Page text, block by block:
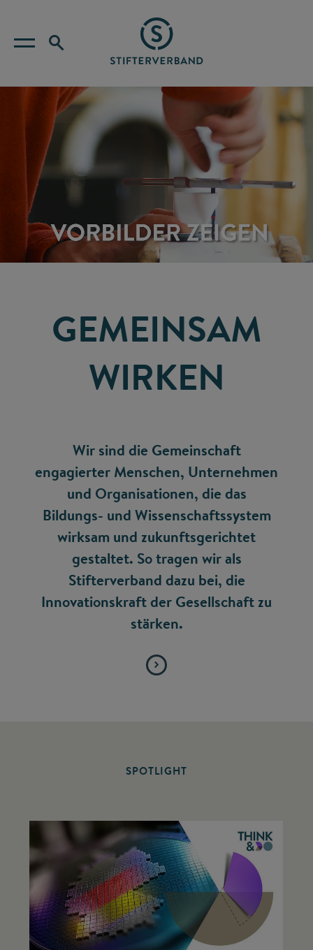
GEMEINSAM
WIRKEN
Wir sind die Gemeinschaft
engagierter Menschen, Unternehmen
und Organisationen, die das
Bildungs- und Wissenschaftssystem
wirksam und zukunftsgerichtet
gestaltet. So tragen wir als
Stifterverband dazu bei, die
Innovationskraft der Gesellschaft zu
stärken.
SPOTLIGHT